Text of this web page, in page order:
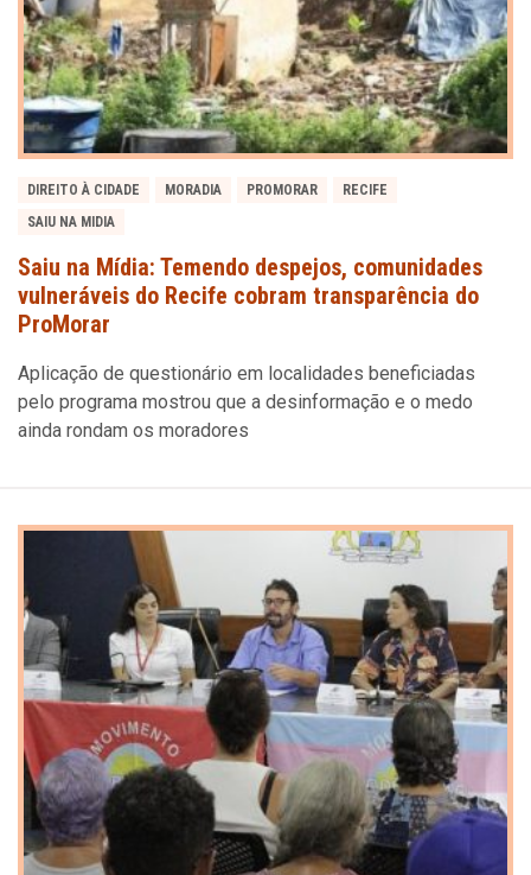
DIREITO À CIDADE MORADIA PROMORAR
RECIFE
SAIU NA MIDIA
Saiu na Mídia: Temendo despejos, comunidades
vulneráveis do Recife cobram transparência do
ProMorar
Aplicação de questionário em localidades beneficiadas
pelo programa mostrou que a desinformação e o medo
ainda rondam os moradores